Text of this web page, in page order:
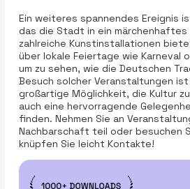
Ein weiteres spannendes Ereignis
das die Stadt in ein
zahlreiche Kunstinstallationen
über lokale Feiertage wie Karneval
um zu sehen, wie die Deutschen
Besuch solcher Veranstaltungen
großartige Möglichkeit, die Kultur
auch eine hervorragende
finden. Nehmen Sie an
Nachbarschaft teil oder besuchen
knüpfen Sie leicht Kontakte!